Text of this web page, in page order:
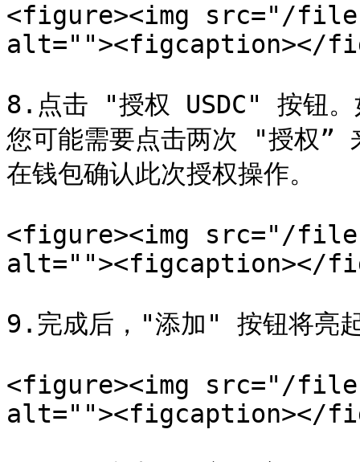
<figure><img src="/files/
alt=""><figcaption></
8.点击 "授权 USDC" 按钮。
您可能需要点击两次 "授权”
在钱包确认此次授权操作。
<figure><img src="/files/
alt=""><figcaption></
9.完成后，"添加" 按钮将亮
<figure><img src="/
alt=""><figcaption></